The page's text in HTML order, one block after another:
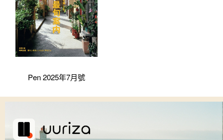
Pen 2025年7月號